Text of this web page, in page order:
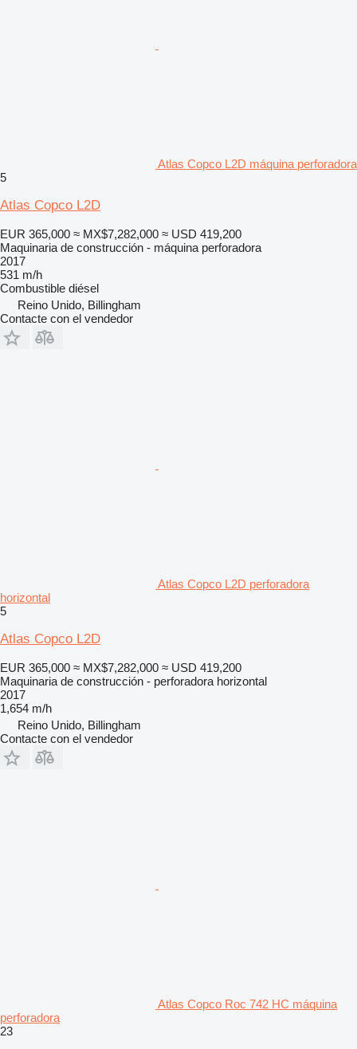
Atlas Copco L2D máquina perforadora
5
Atlas Copco L2D
EUR 365,000 ≈ MX$7,282,000 ≈ USD 419,200
Maquinaria de construcción - máquina perforadora
2017
531 m/h
Combustible diésel
Reino Unido, Billingham
Contacte con el vendedor
Atlas Copco L2D perforadora
horizontal
5
Atlas Copco L2D
EUR 365,000 ≈ MX$7,282,000 ≈ USD 419,200
Maquinaria de construcción - perforadora horizontal
2017
1,654 m/h
Reino Unido, Billingham
Contacte con el vendedor
Atlas Copco Roc 742 HC máquina
perforadora
23